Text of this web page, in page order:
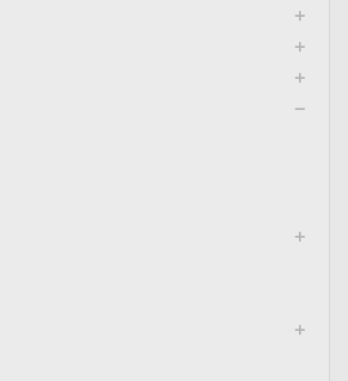
add
add
add
remove
add
add